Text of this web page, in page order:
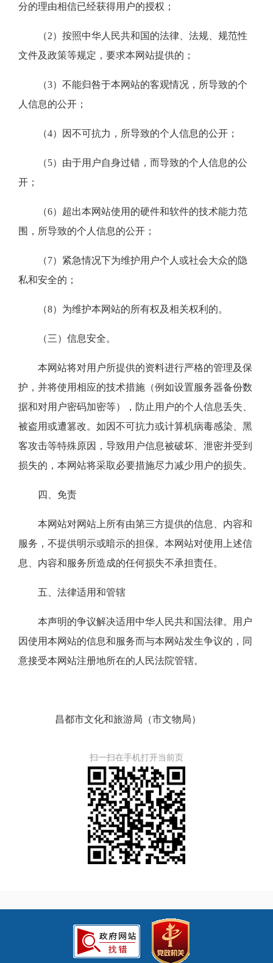
分的理由相信已经获得用户的授权；
（2）按照中华人民共和国的法律、法规、规范性
文件及政策等规定，要求本网站提供的；
（3）不能归咎于本网站的客观情况，所导致的个
人信息的公开；
（4）因不可抗力，所导致的个人信息的公开；
（5）由于用户自身过错，而导致的个人信息的公
开；
（6）超出本网站使用的硬件和软件的技术能力范
围，所导致的个人信息的公开；
（7）紧急情况下为维护用户个人或社会大众的隐
私和安全的；
（8）为维护本网站的所有权及相关权利的。
（三）信息安全。
本网站将对用户所提供的资料进行严格的管理及保
护，并将使用相应的技术措施（例如设置服务器备份数
据和对用户密码加密等），防止用户的个人信息丢失、
被盗用或遭篡改。如因不可抗力或计算机病毒感染、黑
客攻击等特殊原因，导致用户信息被破坏、泄密并受到
损失的，本网站将采取必要措施尽力减少用户的损失。
四、免责
本网站对网站上所有由第三方提供的信息、内容和
服务，不提供明示或暗示的担保。本网站对使用上述信
息、内容和服务所造成的任何损失不承担责任。
五、法律适用和管辖
本声明的争议解决适用中华人民共和国法律。用户
因使用本网站的信息和服务而与本网站发生争议的，同
意接受本网站注册地所在的人民法院管辖。
昌都市文化和旅游局（市文物局）
扫一扫在手机打开当前页